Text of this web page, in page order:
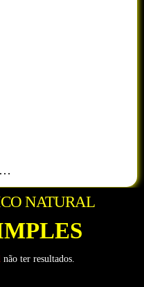
NATURAL
não ter resultados.